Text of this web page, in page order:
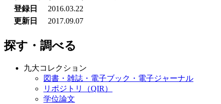
登録日
2016.03.22
更新日
2017.09.07
探す・調べる
九大コレクション
図書・雑誌・電子ブック・電子ジャーナル
リポジトリ（QIR）
学位論文